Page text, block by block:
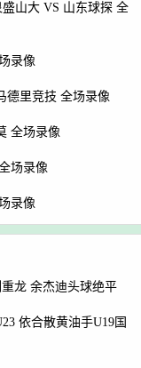
山大 VS 山东球探 全
录像
德里竞技 全场录像
全场录像
场录像
录像
龙 余杰迪头球绝平
依合散黄油手U19国